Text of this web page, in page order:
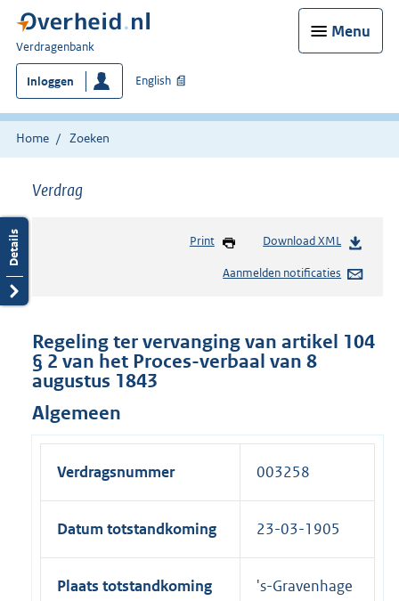
Menu
U
bent
hier:
Verdragenbank
Inloggen English
Home Zoeken
Verdrag
Print Download XML
Aanmelden notificaties
Regeling ter vervanging van artikel 104
§ 2 van het Proces-verbaal van 8
augustus 1843
Algemeen
Verdragsnummer 003258
Datum totstandkoming 23-03-1905
Plaats totstandkoming 's-Gravenhage